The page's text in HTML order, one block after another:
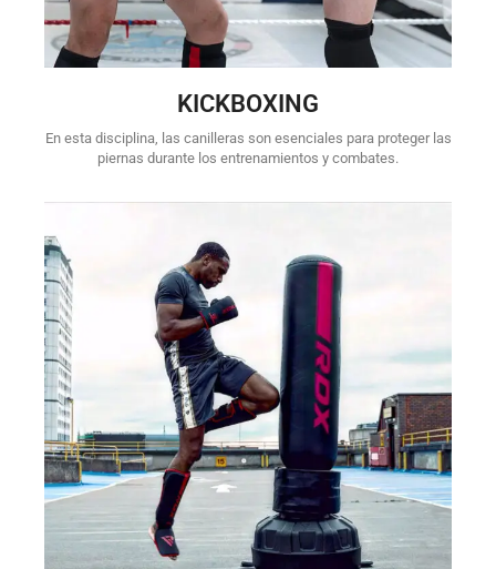
KICKBOXING
En esta disciplina, las canilleras son esenciales para proteger las
piernas durante los entrenamientos y combates.